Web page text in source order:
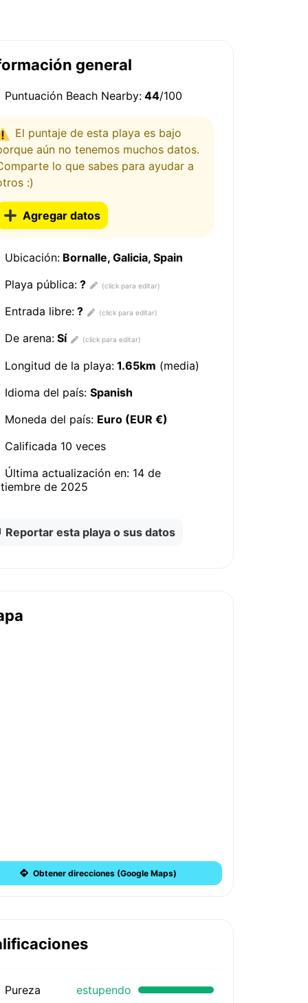
general
Puntuación Beach Nearby: 44/100
El puntaje de esta playa es bajo
aún no tenemos muchos datos.
lo que sabes para ayudar a
:)
Agregar datos
Ubicación: Bornalle, Galicia, Spain
Playa pública: ?
Entrada libre: ?
De arena: Sí
Longitud de la playa: 1.65km (media)
Idioma del país:Spanish
Moneda del país: Euro (EUR €)
Calificada 10 veces
Última actualización en: 14 de
de 2025
Reportar esta playa o sus datos
Obtener direcciones (Google Maps)
Pureza estupendo